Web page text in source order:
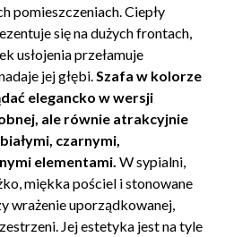
pomieszczeniach. Ciepły
się na dużych frontach,
usłojenia przełamuje
jej głębi. Szafa w kolorze
elegancko w wersji
ale równie atrakcyjnie
czarnymi,
elementami. W sypialni,
miękka pościel i stonowane
wrażenie uporządkowanej,
Jej estetyka jest na tyle